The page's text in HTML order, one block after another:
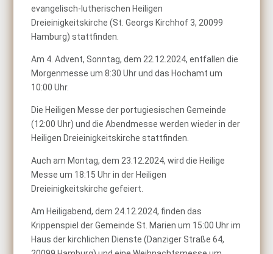
evangelisch-lutherischen Heiligen
Dreieinigkeitskirche (St. Georgs Kirchhof 3, 20099
Hamburg) stattfinden.
Am 4. Advent, Sonntag, dem 22.12.2024, entfallen die
Morgenmesse um 8:30 Uhr und das Hochamt um
10:00 Uhr.
Die Heiligen Messe der portugiesischen Gemeinde
(12:00 Uhr) und die Abendmesse werden wieder in der
Heiligen Dreieinigkeitskirche stattfinden.
Auch am Montag, dem 23.12.2024, wird die Heilige
Messe um 18:15 Uhr in der Heiligen
Dreieinigkeitskirche gefeiert.
Am Heiligabend, dem 24.12.2024, finden das
Krippenspiel der Gemeinde St. Marien um 15:00 Uhr im
Haus der kirchlichen Dienste (Danziger Straße 64,